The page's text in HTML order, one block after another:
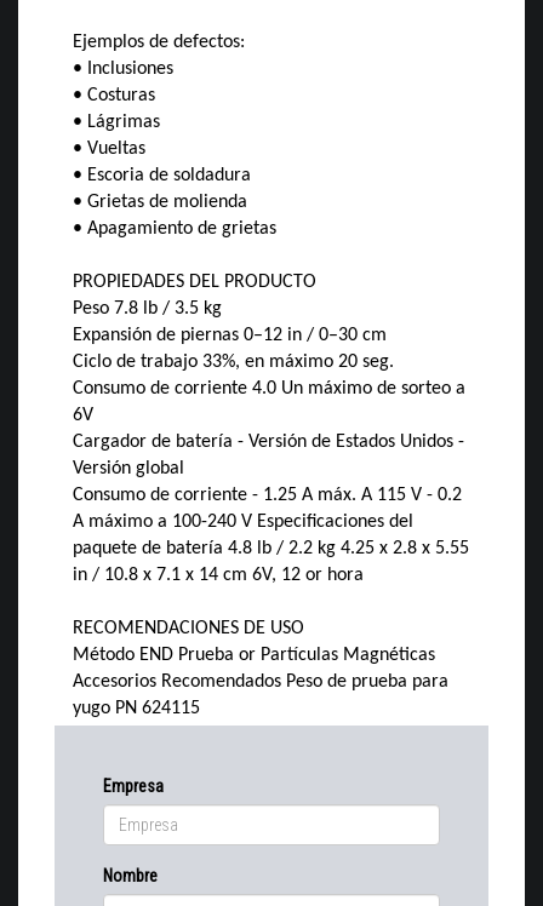
Ejemplos de defectos:
• Inclusiones
• Costuras
• Lágrimas
• Vueltas
• Escoria de soldadura
• Grietas de molienda
• Apagamiento de grietas
PROPIEDADES DEL PRODUCTO
Peso 7.8 lb / 3.5 kg
Expansión de piernas 0–12 in / 0–30 cm
Ciclo de trabajo 33%, en máximo 20 seg.
Consumo de corriente 4.0 Un máximo de sorteo a
6V
Cargador de batería - Versión de Estados Unidos -
Versión global
Consumo de corriente - 1.25 A máx. A 115 V - 0.2
A máximo a 100-240 V Especificaciones del
paquete de batería 4.8 lb / 2.2 kg 4.25 x 2.8 x 5.55
in / 10.8 x 7.1 x 14 cm 6V, 12 or hora
RECOMENDACIONES DE USO
Método END Prueba or Partículas Magnéticas
Accesorios Recomendados Peso de prueba para
yugo PN 624115
Empresa
Nombre